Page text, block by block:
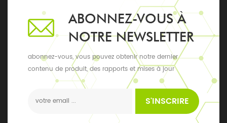
ABONNEZ-VOUS À
NOTRE NEWSLETTER
abonnez-vous, vous pouvez obtenir notre dernier
contenu de produit, des rapports et mises à jour
exclusifs, les derniers événements locaux
S'INSCRIRE